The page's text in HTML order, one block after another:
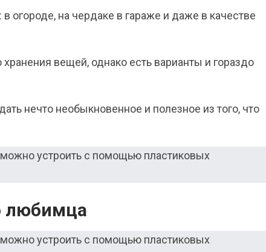
огороде, на чердаке в гараже и даже в качестве
вещей, однако есть варианты и гораздо
нечто необыкновенное и полезное из того, что
любимца